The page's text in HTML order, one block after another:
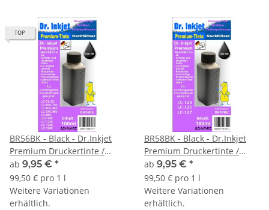
TOP
BR56BK - Black - Dr.Inkjet
Premium Druckertinte /
Nachfülltinte für Brother
Druckerpatronen von LC-
1280 bis LC-01
abwärtskompatibel
ab 9,95 € *
99,50 € pro 1 l
Weitere Variationen
erhältlich.
BR58BK - Black - Dr.Inkjet
Premium Druckertinte /
Nachfülltinte für Brother
Druckerpatronen von LC-129
/ LC-127 / LC-123 / LC-121
ab 9,95 € *
99,50 € pro 1 l
Weitere Variationen
erhältlich.